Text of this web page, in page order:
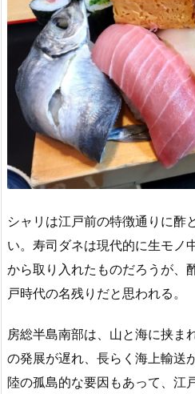
シャリは江戸前の特徴通りに酢
い。寿司ダネは現代的に生モノ
から取り入れたものだろうが、
戸時代の名残りだと思われる。
房総半島南部は、山と海に挟ま
の発展が遅れ、長らく海上輸送
陸の孤島的な要因もあって、江